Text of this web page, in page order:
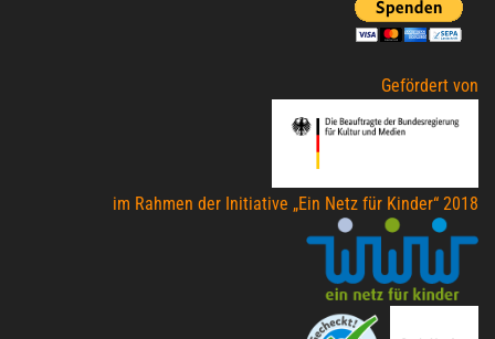
Gefördert von
im Rahmen der Initiative „Ein Netz für Kinder“ 2018